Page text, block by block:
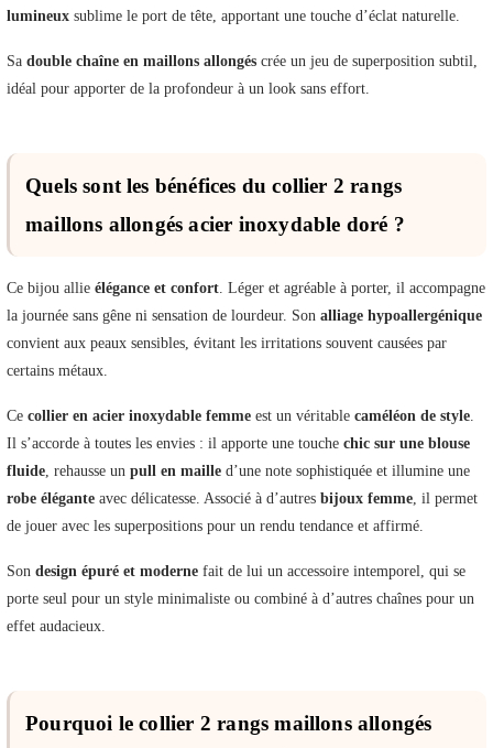
lumineux sublime le port de tête, apportant une touche d’éclat naturelle.
Sa double chaîne en maillons allongés crée un jeu de superposition subtil,
idéal pour apporter de la profondeur à un look sans effort.
Quels sont les bénéfices du collier 2 rangs
maillons allongés acier inoxydable doré ?
Ce bijou allie élégance et confort. Léger et agréable à porter, il accompagne
la journée sans gêne ni sensation de lourdeur. Son alliage hypoallergénique
convient aux peaux sensibles, évitant les irritations souvent causées par
certains métaux.
Ce collier en acier inoxydable femme est un véritable caméléon de style.
Il s’accorde à toutes les envies : il apporte une touche chic sur une blouse
fluide, rehausse un pull en maille d’une note sophistiquée et illumine une
robe élégante avec délicatesse. Associé à d’autres bijoux femme, il permet
de jouer avec les superpositions pour un rendu tendance et affirmé.
Son design épuré et moderne fait de lui un accessoire intemporel, qui se
porte seul pour un style minimaliste ou combiné à d’autres chaînes pour un
effet audacieux.
Pourquoi le collier 2 rangs maillons allongés